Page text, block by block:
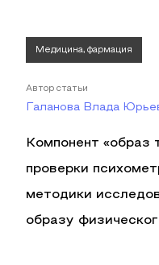
Медицина, фармация
Автор статьи
Галанова Влада
Компонент «образ
проверки
методики
образу